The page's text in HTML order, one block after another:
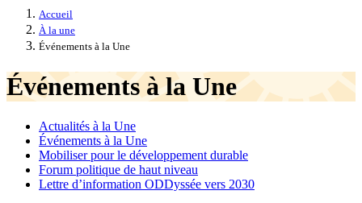
Accueil
À la une
Événements à la Une
Événements à la Une
Actualités à la Une
Événements à la Une
Mobiliser pour le développement durable
Forum politique de haut niveau
Lettre d’information ODDyssée vers 2030